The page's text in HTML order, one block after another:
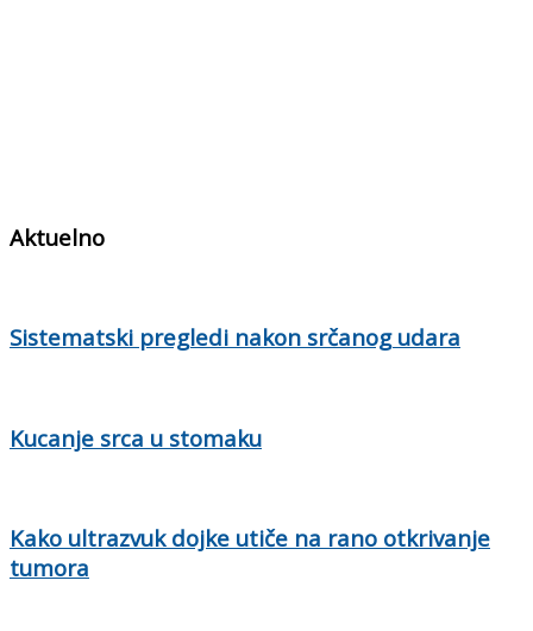
Aktuelno
Sistematski pregledi nakon srčanog udara
Kucanje srca u stomaku
Kako ultrazvuk dojke utiče na rano otkrivanje
tumora